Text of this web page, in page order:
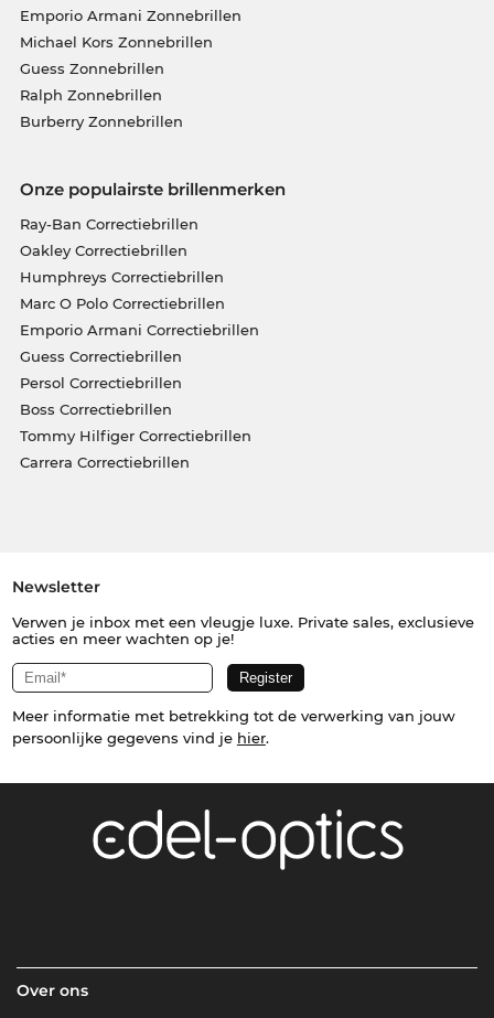
Emporio Armani Zonnebrillen
Michael Kors Zonnebrillen
Guess Zonnebrillen
Ralph Zonnebrillen
Burberry Zonnebrillen
Onze populairste brillenmerken
Ray-Ban Correctiebrillen
Oakley Correctiebrillen
Humphreys Correctiebrillen
Marc O Polo Correctiebrillen
Emporio Armani Correctiebrillen
Guess Correctiebrillen
Persol Correctiebrillen
Boss Correctiebrillen
Tommy Hilfiger Correctiebrillen
Carrera Correctiebrillen
Newsletter
Verwen je inbox met een vleugje luxe. Private sales, exclusieve
acties en meer wachten op je!
Meer informatie met betrekking tot de verwerking van jouw
persoonlijke gegevens vind je hier.
Over ons